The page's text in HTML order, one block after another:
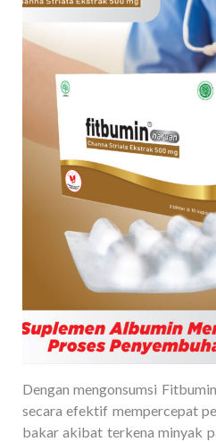
Dengan mengonsumsi
secara efektif mempercepat
bakar akibat terkena minyak